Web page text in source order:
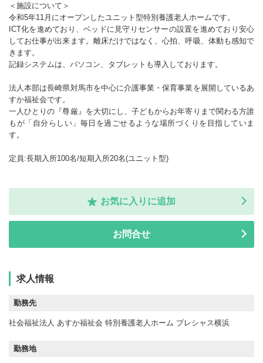
＜施設について＞
令和5年11月にオープンしたユニット型特別養護老人ホームです。
ICT化を進めており、ベッドに見守りセンサーの設置を進めており安心
してお仕事が出来ます。離床だけではなく、心拍、呼吸、体動も感知で
きます。
記録システムは、パソコン、タブレットも導入しております。
法人本部は長崎県対馬市を中心に介護事業・保育事業を展開しているあ
すか福祉会です。
一人ひとりの『尊厳』を大切にし、子どもからお年寄りまで関わる方誰
もが「自分らしい」毎日を過ごせるような場所づくりを目指していま
す。
定員:長期入所100名/短期入所20名(ユニット型)
お気に入りに追加
お問合せ
求人情報
勤務先
社会福祉法人 あすか福祉会 特別養護老人ホーム プレシャス横浜
勤務地